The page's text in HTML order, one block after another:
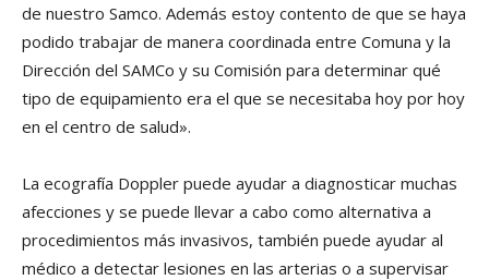
de nuestro Samco. Además estoy contento de que se haya
podido trabajar de manera coordinada entre Comuna y la
Dirección del SAMCo y su Comisión para determinar qué
tipo de equipamiento era el que se necesitaba hoy por hoy
en el centro de salud».
La ecografía Doppler puede ayudar a diagnosticar muchas
afecciones y se puede llevar a cabo como alternativa a
procedimientos más invasivos, también puede ayudar al
médico a detectar lesiones en las arterias o a supervisar